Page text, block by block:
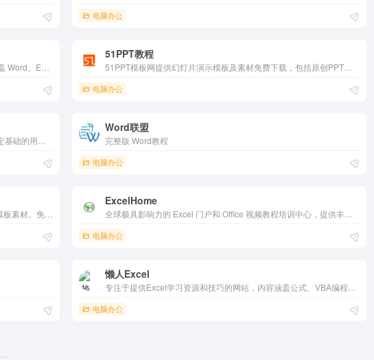
电脑办公
51PPT教程
电脑办公
Word联盟
完整版 Word教程
电脑办公
ExcelHome
电脑办公
懒人Excel
电脑办公